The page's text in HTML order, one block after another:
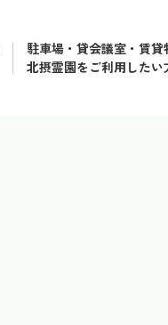
駐車場・貸会議室・賃貸
北摂霊園をご利用したい